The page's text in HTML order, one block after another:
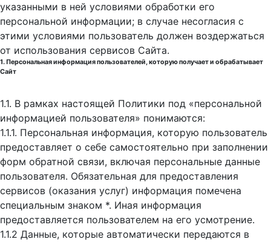
указанными в ней условиями обработки его
персональной информации; в случае несогласия с
этими условиями пользователь должен воздержаться
от использования сервисов Сайта.
1. Персональная информация пользователей, которую получает и обрабатывает
Сайт
1.1. В рамках настоящей Политики под «персональной
информацией пользователя» понимаются:
1.1.1. Персональная информация, которую пользователь
предоставляет о себе самостоятельно при заполнении
форм обратной связи, включая персональные данные
пользователя. Обязательная для предоставления
сервисов (оказания услуг) информация помечена
специальным знаком *. Иная информация
предоставляется пользователем на его усмотрение.
1.1.2 Данные, которые автоматически передаются в